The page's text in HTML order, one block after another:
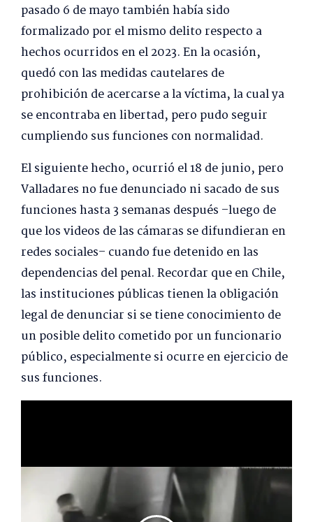
pasado 6 de mayo también había sido
formalizado por el mismo delito respecto a
hechos ocurridos en el 2023. En la ocasión,
quedó con las medidas cautelares de
prohibición de acercarse a la víctima, la cual ya
se encontraba en libertad, pero pudo seguir
cumpliendo sus funciones con normalidad.
El siguiente hecho, ocurrió el 18 de junio, pero
Valladares no fue denunciado ni sacado de sus
funciones hasta 3 semanas después –luego de
que los videos de las cámaras se difundieran en
redes sociales– cuando fue detenido en las
dependencias del penal. Recordar que en Chile,
las instituciones públicas tienen la obligación
legal de denunciar si se tiene conocimiento de
un posible delito cometido por un funcionario
público, especialmente si ocurre en ejercicio de
sus funciones.